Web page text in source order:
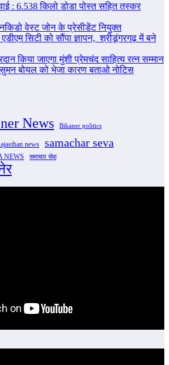
: 6.538 किलो डोडा पोस्त सहित तस्कर
वेस्ट जोन के प्रेसीडेंट नियुक्त
सिटी को सौंपा ज्ञापन, श्रीडूंगरगढ़ में बने
किया जाएगा मुंशी प्रेमचंद साहित्य रत्न सम्‍मान
बोयल को भेजा कारण बताओ नोटिस
News Bikaner politics
news samachar seva
NEWS समाचार सेवा